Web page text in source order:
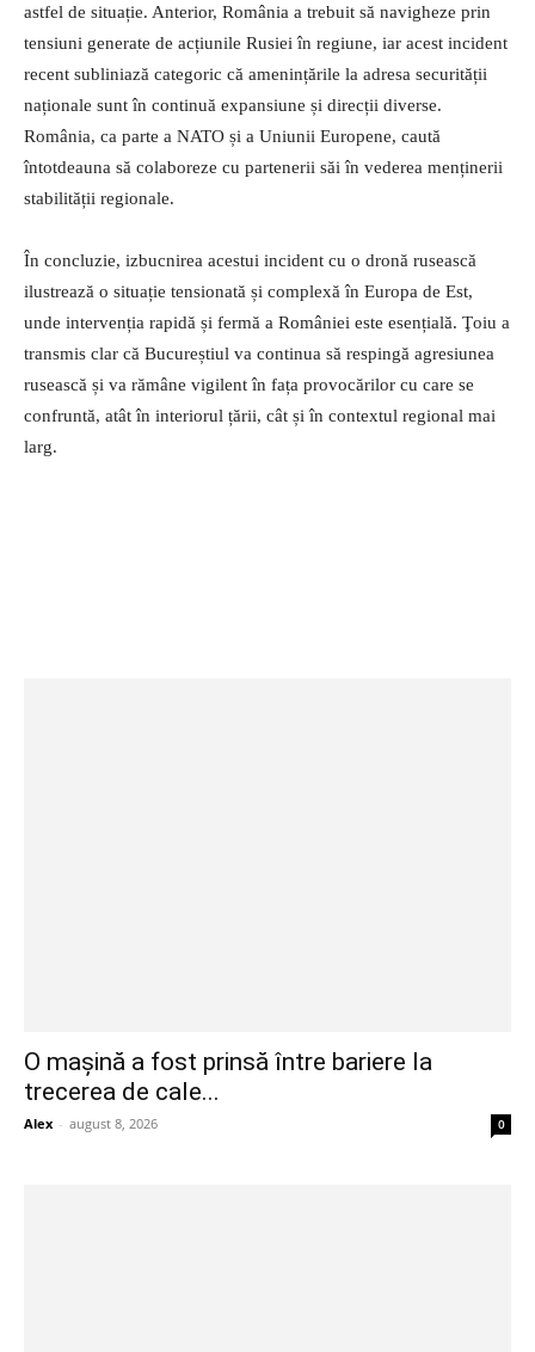
astfel de situație. Anterior, România a trebuit să navigheze prin
tensiuni generate de acțiunile Rusiei în regiune, iar acest incident
recent subliniază categoric că amenințările la adresa securității
naționale sunt în continuă expansiune și direcții diverse.
România, ca parte a NATO și a Uniunii Europene, caută
întotdeauna să colaboreze cu partenerii săi în vederea menținerii
stabilității regionale.
În concluzie, izbucnirea acestui incident cu o dronă rusească
ilustrează o situație tensionată și complexă în Europa de Est,
unde intervenția rapidă și fermă a României este esențială. Ţoiu a
transmis clar că Bucureștiul va continua să respingă agresiunea
rusească și va rămâne vigilent în fața provocărilor cu care se
confruntă, atât în interiorul țării, cât și în contextul regional mai
larg.
O mașină a fost prinsă între bariere la
trecerea de cale...
Alex - august 8, 2026 0